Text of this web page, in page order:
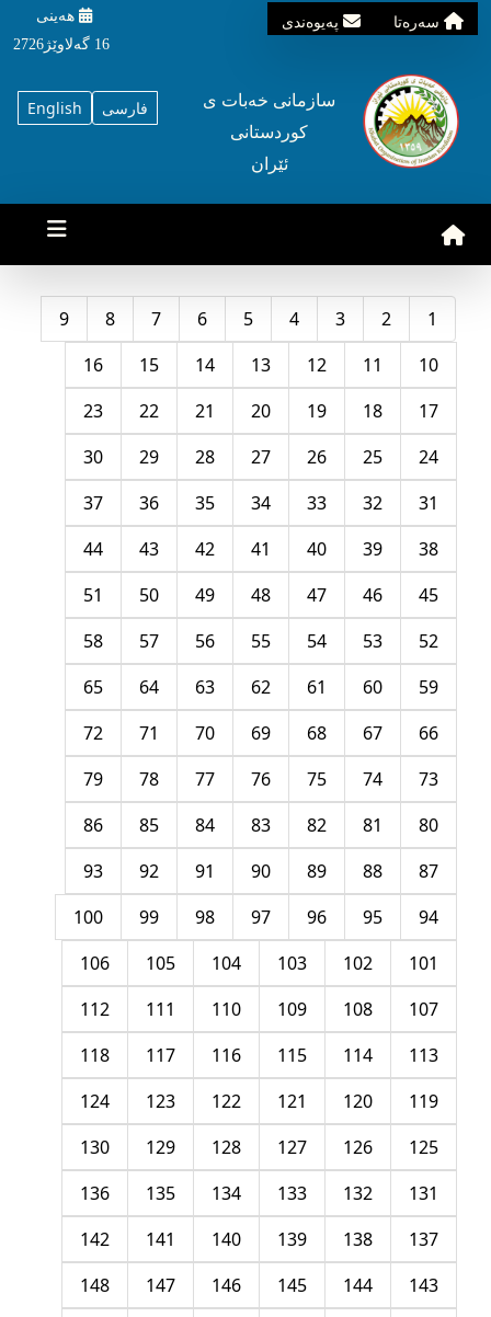
سه‌ره‌تا په‌یوه‌ندی
هه‌ینی
16 گه‌لاوێژ2726
English فارسی
سازمانی خه‌بات ی
کوردستانی
ئێران
1
2
3
4
5
6
7
8
9
10
11
12
13
14
15
16
17
18
19
20
21
22
23
24
25
26
27
28
29
30
31
32
33
34
35
36
37
38
39
40
41
42
43
44
45
46
47
48
49
50
51
52
53
54
55
56
57
58
59
60
61
62
63
64
65
66
67
68
69
70
71
72
73
74
75
76
77
78
79
80
81
82
83
84
85
86
87
88
89
90
91
92
93
94
95
96
97
98
99
100
101
102
103
104
105
106
107
108
109
110
111
112
113
114
115
116
117
118
119
120
121
122
123
124
125
126
127
128
129
130
131
132
133
134
135
136
137
138
139
140
141
142
143
144
145
146
147
148